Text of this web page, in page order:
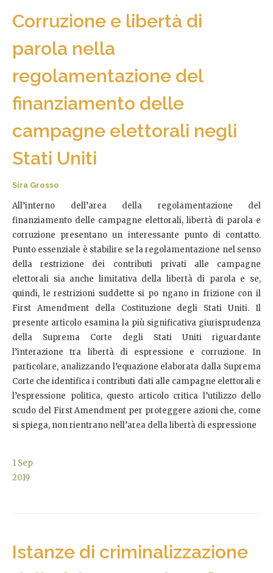
Corruzione e libertà di
parola nella
regolamentazione del
finanziamento delle
campagne elettorali negli
Stati Uniti
Sira Grosso
All’interno dell’area della regolamentazione del
finanziamento delle campagne elettorali, libertà di parola e
corruzione presentano un interessante punto di contatto.
Punto essenziale è stabilire se la regolamentazione nel senso
della restrizione dei contributi privati alle campagne
elettorali sia anche limitativa della libertà di parola e se,
quindi, le restrizioni suddette si po ngano in frizione con il
First Amendment della Costituzione degli Stati Uniti. Il
presente articolo esamina la più significativa giurisprudenza
della Suprema Corte degli Stati Uniti riguardante
l’interazione tra libertà di espressione e corruzione. In
particolare, analizzando l’equazione elaborata dalla Suprema
Corte che identifica i contributi dati alle campagne elettorali e
l’espressione politica, questo articolo critica l’utilizzo dello
scudo del First Amendment per proteggere azioni che, come
si spiega, non rientrano nell’area della libertà di espressione
1 Sep
2019
Istanze di criminalizzazione